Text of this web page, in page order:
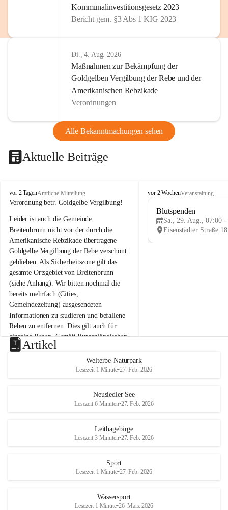
Kommunalinvestitionsgesetz 2023
Bericht gem. §3 Abs 1 KIG 2023
Di., 4. Aug. 2026
Maßnahmen zur Bekämpfung der
Goldgelben Vergilbung der Rebe und der
Amerikanischen Rebzikade
Verordnungen
Alle Bekanntmachungen sehen
Aktuelle Beiträge
B
r
i
t
e
n
b
r
u
n
n
a
m
N
e
u
s
d
S
vor 2 TagenAmtliche Mitteilung
Verordnung betr. Goldgelbe Vergilbung!
Leider ist auch die Gemeinde
Breitenbrunn nicht vor der durch die
Amerikanische Rebzikade übertragene
Goldgelbe Vergilbung der Rebe verschont
geblieben. Als Sicherheitszone gilt das
gesamte Ortsgebiet von Breitenbrunn
(siehe Anhang). Wir bitten nochmal die
bereits mehrfach (Cities,
Gemeindezeitung) ausgesendeten
Informationen zu studieren und befallene
Reben zu entfernen. Dies gilt auch für
einzelne Reben. Gemäß Burgenländischen
Weinbaugesetz sind nicht gepflegte oder
unzulässige Weingärten zu roden! Bitte
helfen wir zusammen um unsere Winzer
vor den prognostizierten Ernteausfällen
und den daraus folgenden wirtschaftlichen
Maßnahmen zur Bekämpfung
Rebe und der Amerikanischen
Anhang VBl. EU Nr. 18
B
e
u
e
d
r
S
vor 2 WochenVeranstaltung
Blutspenden
Sa., 29. Aug., 07:00 -
Artikel
Welterbe-Naturpark
Lesezeit 1 Minute•27. Feb. 2026
Neusiedler See
Lesezeit 6 Minuten•27. Feb. 2026
Leithagebirge
Lesezeit 3 Minuten•27. Feb. 2026
Sport
Lesezeit 1 Minute•27. Feb. 2026
Wassersport
Lesezeit 1 Minute•26. März 2026